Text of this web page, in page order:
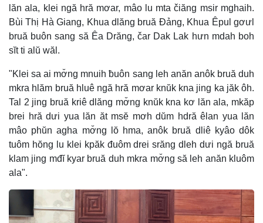
lăn ala, klei ngă hră mơar, mâo lu mta čiăng msir mghaih.
Bùi Thị Hà Giang, Khua dlăng bruă Đảng, Khua Êpul gơưl
bruă buôn sang să Êa Drăng, čar Dak Lak hưn mdah boh
sĭt ti alŭ wăl.
"Klei sa ai mơ̆ng mnuih ƀuôn sang leh anăn anôk bruă duh
mkra hlăm bruă hluê ngă hră mơar knŭk kna jing ka jăk ôh.
Tal 2 jing bruă kriê dlăng mơ̆ng knŭk kna kơ lăn ala, mkăp
brei hră dưi yua lăn ăt msĕ mơh dŭm hdră êlan yua lăn
mâo phŭn agha mơ̆ng lŏ hma, anôk bruă dliê kyâo dôk
tuôm hŏng lu klei kpăk đuôm drei srăng dleh dưi ngă bruă
klam jing mđĭ kyar bruă duh mkra mơ̆ng să leh anăn kluôm
ala".